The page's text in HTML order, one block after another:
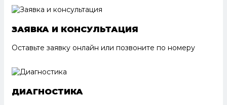
ЗАЯВКА И КОНСУЛЬТАЦИЯ
Оставьте заявку онлайн или позвоните по номеру
ДИАГНОСТИКА